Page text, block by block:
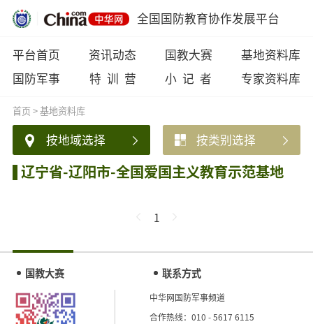
全国国防教育协作发展平台
平台首页 资讯动态 国教大赛
基地资料库
国防军事
特 训 营 小 记 者 专家资料库
首页>基地资料库
按地域选择 按类别选择
辽宁省-辽阳市-全国爱国主义教育示范基地
1
国教大赛 联系方式
中华网国防军事频道
合作热线：010 - 5617 6115